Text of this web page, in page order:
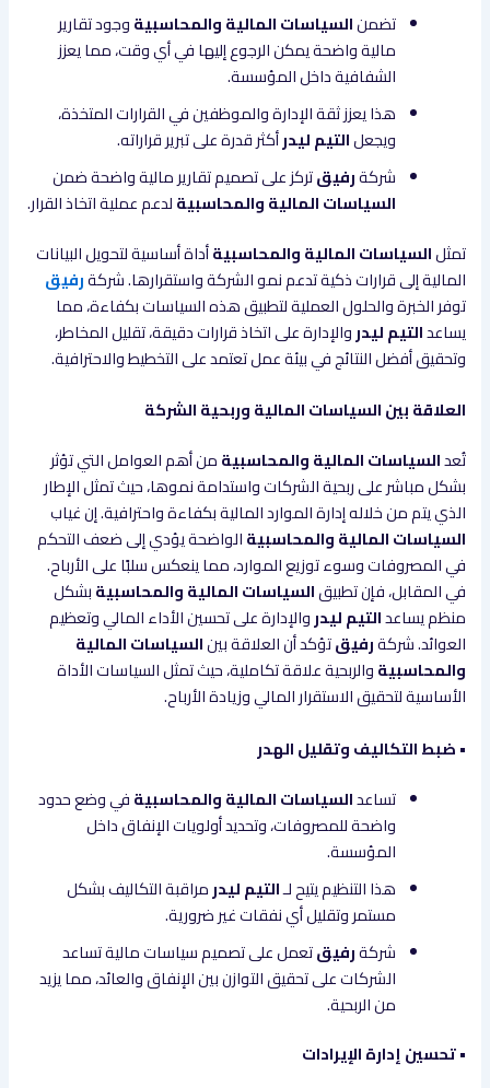
تضمنالسياسات المالية والمحاسبيةوجود تقارير
مالية واضحة يمكن الرجوع إليها في أي وقت، مما يعزز
الشفافية داخل المؤسسة.
هذا يعزز ثقة الإدارة والموظفين في القرارات المتخذة،
ويجعلالتيم ليدرأكثر قدرة على تبرير قراراته.
شركةرفيقتركز على تصميم تقارير مالية واضحة ضمن
السياسات المالية والمحاسبيةلدعم عملية اتخاذ القرار.
تمثلالسياسات المالية والمحاسبيةأداة أساسية لتحويل البيانات
المالية إلى قرارات ذكية تدعم نمو الشركة واستقرارها. شركةرفيق
توفر الخبرة والحلول العملية لتطبيق هذه السياسات بكفاءة، مما
يساعدالتيم ليدروالإدارة على اتخاذ قرارات دقيقة، تقليل المخاطر،
وتحقيق أفضل النتائج في بيئة عمل تعتمد على التخطيط والاحترافية.
العلاقة بين السياسات المالية وربحية الشركة
تُعدالسياسات المالية والمحاسبيةمن أهم العوامل التي تؤثر
بشكل مباشر على ربحية الشركات واستدامة نموها، حيث تمثل الإطار
الذي يتم من خلاله إدارة الموارد المالية بكفاءة واحترافية. إن غياب
السياسات المالية والمحاسبيةالواضحة يؤدي إلى ضعف التحكم
في المصروفات وسوء توزيع الموارد، مما ينعكس سلبًا على الأرباح.
في المقابل، فإن تطبيقالسياسات المالية والمحاسبيةبشكل
منظم يساعدالتيم ليدروالإدارة على تحسين الأداء المالي وتعظيم
العوائد. شركةرفيقتؤكد أن العلاقة بينالسياسات المالية
والمحاسبيةوالربحية علاقة تكاملية، حيث تمثل السياسات الأداة
الأساسية لتحقيق الاستقرار المالي وزيادة الأرباح.
• ضبط التكاليف وتقليل الهدر
تساعدالسياسات المالية والمحاسبيةفي وضع حدود
واضحة للمصروفات، وتحديد أولويات الإنفاق داخل
المؤسسة.
هذا التنظيم يتيح لـالتيم ليدرمراقبة التكاليف بشكل
مستمر وتقليل أي نفقات غير ضرورية.
شركةرفيقتعمل على تصميم سياسات مالية تساعد
الشركات على تحقيق التوازن بين الإنفاق والعائد، مما يزيد
من الربحية.
• تحسين إدارة الإيرادات